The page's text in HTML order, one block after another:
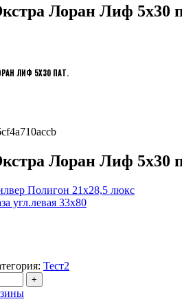
Лоран Лиф 5х30
ЛИФ 5Х30 ПАТ.
Лоран Лиф 5х30
Полигон 21х28,5 люкс
угл.левая 33х80
Тест2
+